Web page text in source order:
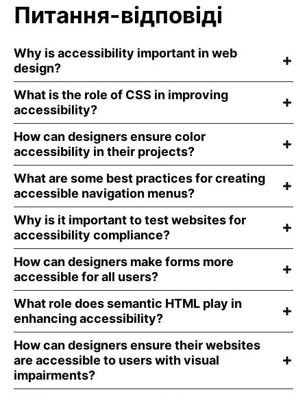
Питання-відповіді
Why is accessibility important in web
design?
What is the role of CSS in improving
accessibility?
How can designers ensure color
accessibility in their projects?
What are some best practices for creating
accessible navigation menus?
Why is it important to test websites for
accessibility compliance?
How can designers make forms more
accessible for all users?
What role does semantic HTML play in
enhancing accessibility?
How can designers ensure their websites
are accessible to users with visual
impairments?